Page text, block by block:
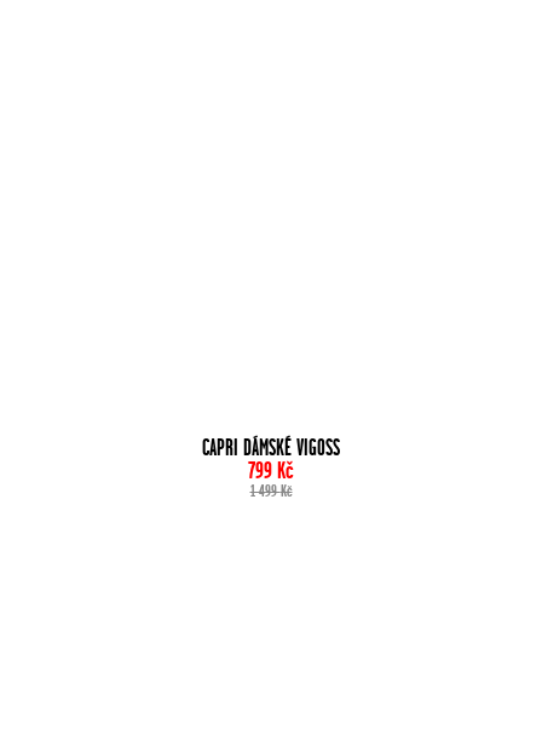
CAPRI DÁMSKÉ VIGOSS
799Kč
1 499Kč